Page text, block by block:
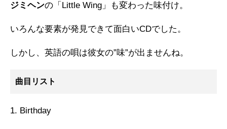
ジミヘンの「Little Wing」も変わった味付け。
いろんな要素が発見できて面白いCDでした。
しかし、英語の唄は彼女の”味”が出ませんね。
曲目リスト
1. Birthday